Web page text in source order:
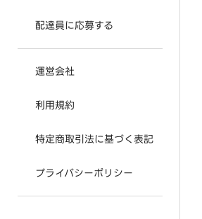
配達員に応募する
運営会社
利用規約
特定商取引法に基づく表記
プライバシーポリシー